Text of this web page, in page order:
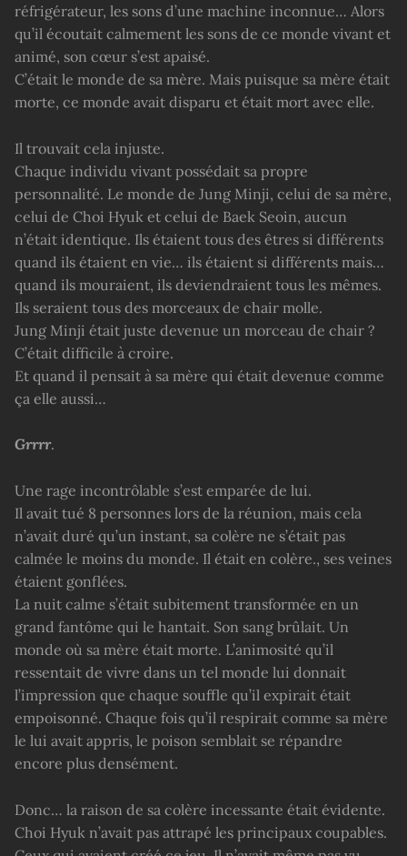
réfrigérateur, les sons d’une machine inconnue… Alors
qu’il écoutait calmement les sons de ce monde vivant et
animé, son cœur s’est apaisé.
C’était le monde de sa mère. Mais puisque sa mère était
morte, ce monde avait disparu et était mort avec elle.
Il trouvait cela injuste.
Chaque individu vivant possédait sa propre
personnalité. Le monde de Jung Minji, celui de sa mère,
celui de Choi Hyuk et celui de Baek Seoin, aucun
n’était identique. Ils étaient tous des êtres si différents
quand ils étaient en vie… ils étaient si différents mais…
quand ils mouraient, ils deviendraient tous les mêmes.
Ils seraient tous des morceaux de chair molle.
Jung Minji était juste devenue un morceau de chair ?
C’était difficile à croire.
Et quand il pensait à sa mère qui était devenue comme
ça elle aussi…
Grrrr.
Une rage incontrôlable s’est emparée de lui.
Il avait tué 8 personnes lors de la réunion, mais cela
n’avait duré qu’un instant, sa colère ne s’était pas
calmée le moins du monde. Il était en colère., ses veines
étaient gonflées.
La nuit calme s’était subitement transformée en un
grand fantôme qui le hantait. Son sang brûlait. Un
monde où sa mère était morte. L’animosité qu’il
ressentait de vivre dans un tel monde lui donnait
l’impression que chaque souffle qu’il expirait était
empoisonné. Chaque fois qu’il respirait comme sa mère
le lui avait appris, le poison semblait se répandre
encore plus densément.
Donc… la raison de sa colère incessante était évidente.
Choi Hyuk n’avait pas attrapé les principaux coupables.